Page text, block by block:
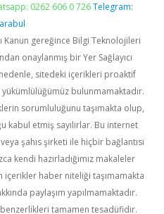
0262 606 0 726 Telegram:
Kanun gereğince Bilgi Teknolojileri
onaylanmış bir Yer Sağlayıcı
sitedeki içerikleri proaktif
bulunmamaktadır.
sorumluluğunu taşımakta olup,
kabul etmiş sayılırlar. Bu internet
şahıs şirketi ile hiçbir bağlantısı
kendi hazırladığımız makaleler
içerikler haber niteliği taşımamakta
paylaşım yapılmamaktadır.
tamamen tesadüfidir.